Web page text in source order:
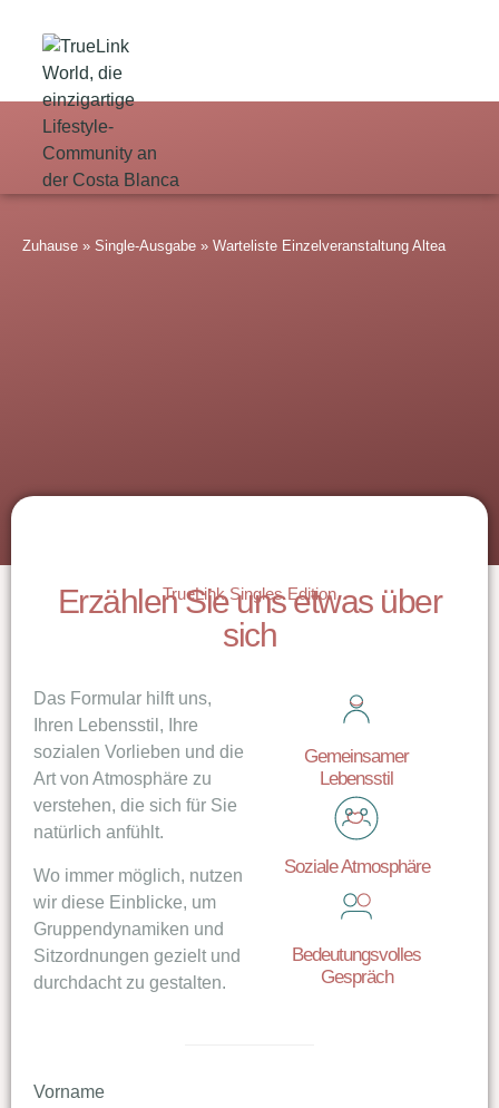
Zuhause » Single-Ausgabe » Warteliste Einzelveranstaltung Altea
TrueLink Singles Edition
Erzählen Sie uns etwas über
sich
Das Formular hilft uns,
Ihren Lebensstil, Ihre
sozialen Vorlieben und die
Art von Atmosphäre zu
verstehen, die sich für Sie
natürlich anfühlt.
Wo immer möglich, nutzen
wir diese Einblicke, um
Gruppendynamiken und
Sitzordnungen gezielt und
durchdacht zu gestalten.
Gemeinsamer
Lebensstil
Soziale Atmosphäre
Bedeutungsvolles
Gespräch
Vorname